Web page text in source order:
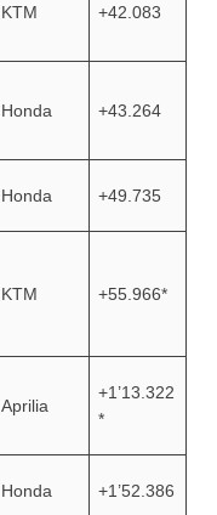
KTM +42.083
Honda +43.264
Honda +49.735
KTM +55.966*
Aprilia
+1’13.322
*
Honda +1’52.386